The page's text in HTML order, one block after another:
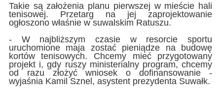
Takie są założenia planu pierwszej w mieście hali
tenisowej. Przetarg na jej zaprojektowanie
ogłoszono właśnie w suwalskim Ratuszu.
- W najbliższym czasie w resorcie sportu
uruchomione maja zostać pieniądze na budowę
kortów tenisowych. Chcemy mieć przygotowany
projekt i, gdy ruszy ministerialny program, chcemy
od razu złożyć wniosek o dofinansowanie -
wyjaśnia Kamil Sznel, asystent prezydenta Suwałk.